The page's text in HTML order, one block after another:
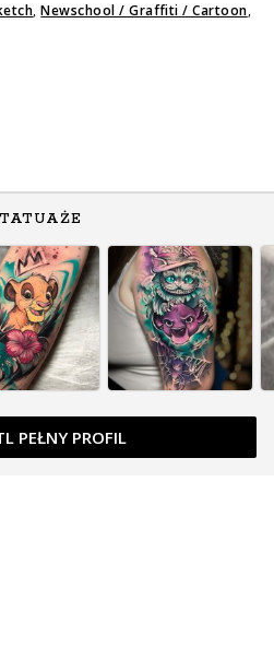
,Newschool / Graffiti / Cartoon,
PEŁNY PROFIL